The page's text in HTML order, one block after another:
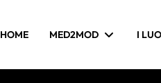
HOME MED2MOD I